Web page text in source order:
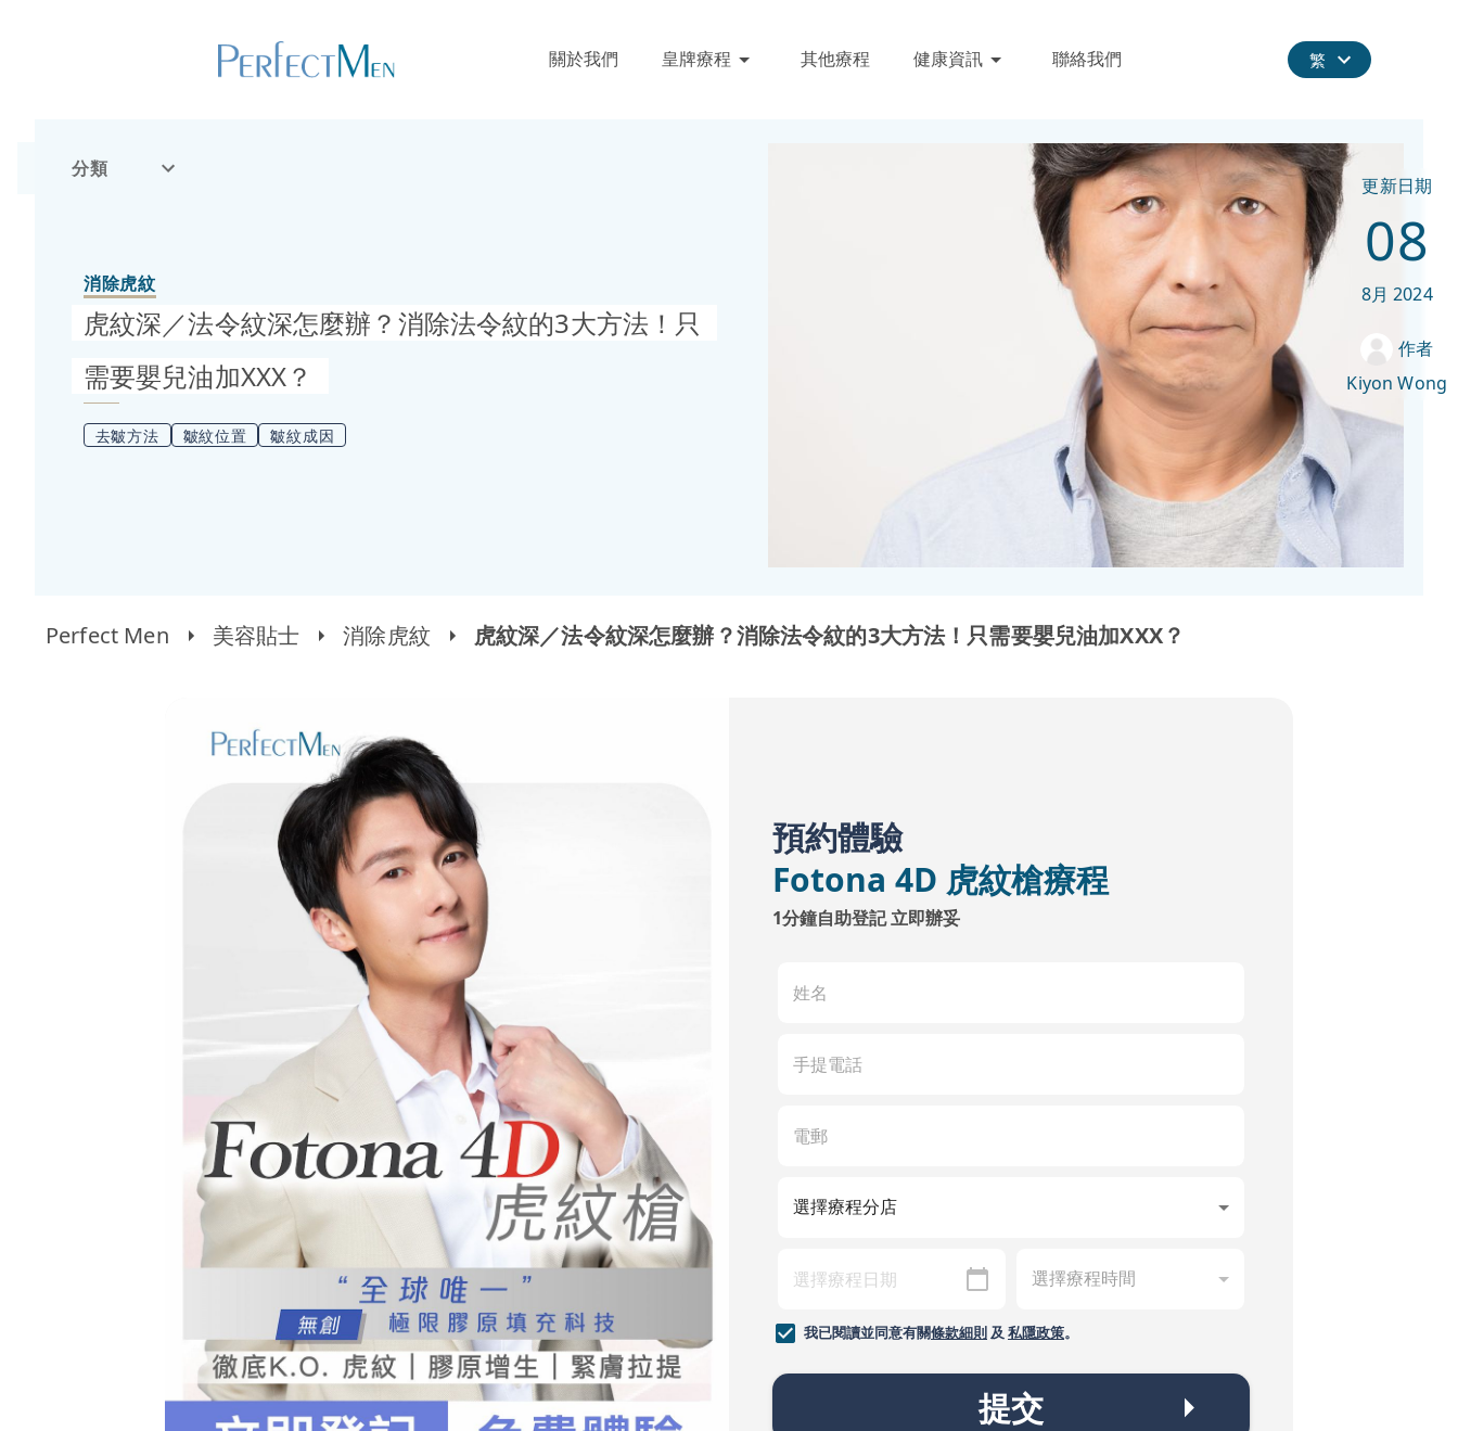
分類 更新日期
08
8月 2024
作者
Kiyon Wong
關於我們 皇牌療程 其他療程 健康資訊 聯絡我們 繁
消除虎紋
虎紋深／法令紋深怎麼辦？消除法令紋的3大方法！只
需要嬰兒油加XXX？
去皺方法 皺紋位置 皺紋成因
Perfect Men 美容貼士 消除虎紋 虎紋深／法令紋深怎麼辦？消除法令紋的3大方法！只需要嬰兒油加XXX？
預約體驗
Fotona 4D 虎紋槍療程
1分鐘自助登記 立即辦妥
我已閱讀並同意有關條款細則及 私隱政策。
提交